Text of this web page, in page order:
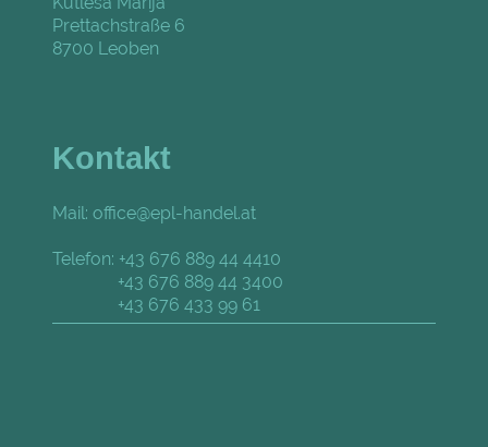
Prettachstraße 6
8700 Leoben
Kontakt
Mail: office@epl-handel.at
Telefon: +43 676 889 44 4410
+43 676 889 44 3400
+43 676 433 99 61